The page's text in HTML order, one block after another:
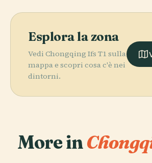
Esplora la zona
Vedi Chongqing Ifs T1 sulla
mappa e scopri cosa c'è nei
dintorni.
More in